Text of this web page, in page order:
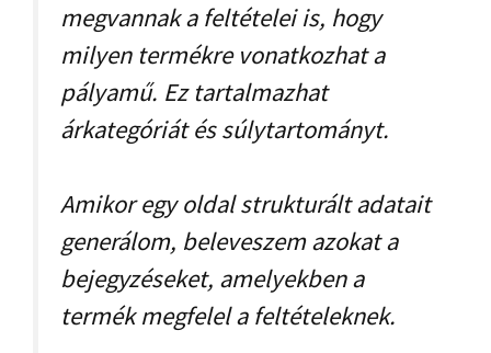
megvannak a feltételei is, hogy
milyen termékre vonatkozhat a
pályamű. Ez tartalmazhat
árkategóriát és súlytartományt.
Amikor egy oldal strukturált adatait
generálom, beleveszem azokat a
bejegyzéseket, amelyekben a
termék megfelel a feltételeknek.